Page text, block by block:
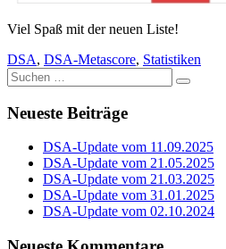
Viel Spaß mit der neuen Liste!
DSA, DSA-Metascore, Statistiken
Suche
nach:
Neueste Beiträge
DSA-Update vom 11.09.2025
DSA-Update vom 21.05.2025
DSA-Update vom 21.03.2025
DSA-Update vom 31.01.2025
DSA-Update vom 02.10.2024